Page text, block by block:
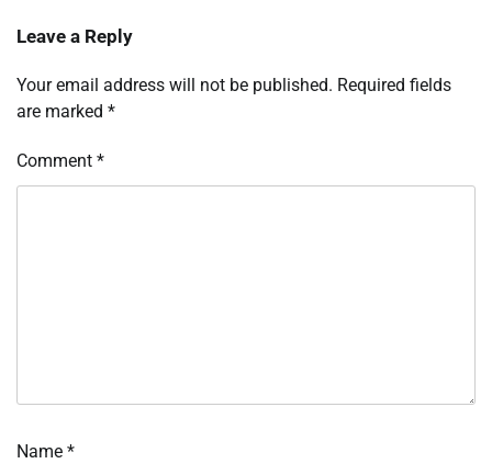
Leave a Reply
Your email address will not be published. Required fields
are marked *
Comment *
Name *